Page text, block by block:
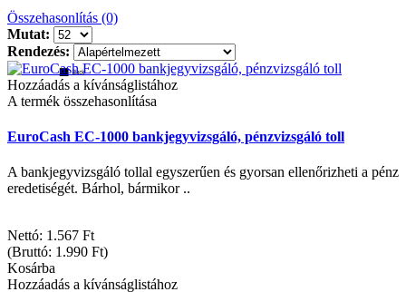
Összehasonlítás (0)
Mutat:
Rendezés:
Hozzáadás a kívánságlistához
A termék összehasonlítása
EuroCash EC-1000 bankjegyvizsgáló, pénzvizsgáló toll
A bankjegyvizsgáló tollal egyszerűen és gyorsan ellenőrizheti a pénz
eredetiségét. Bárhol, bármikor ..
Nettó: 1.567 Ft
(Bruttó: 1.990 Ft)
Kosárba
Hozzáadás a kívánságlistához